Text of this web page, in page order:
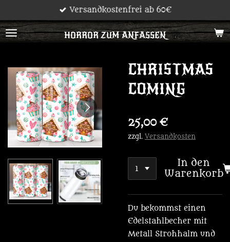
Hauptinhalt
springen
HORROR ZUM ANFASSEN
Versandkostenfrei ab 60€
CHRISTMAS
COMING
25,00 €
zzgl. Versandkosten
In den
Warenkorb
Du bekommst einen
Edelstahlbecher mit
Metall Strohhalm und